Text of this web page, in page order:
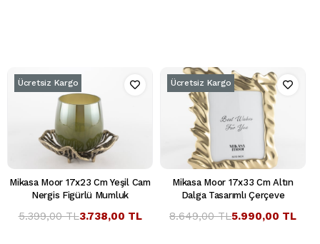
Mikasa Moor 17x23 Cm Yeşil Cam
Nergis Figürlü Mumluk
3.738,00 TL
5.399,00 TL
Ücretsiz Kargo
Mikasa Moor 17x33 Cm Altın
Dalga Tasarımlı Çerçeve
5.990,00 TL
8.649,00 TL
Ücretsiz Kargo